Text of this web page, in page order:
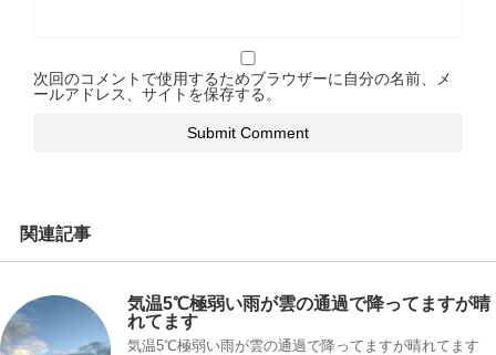
次回のコメントで使用するためブラウザーに自分の名前、メ
ールアドレス、サイトを保存する。
関連記事
気温5℃極弱い雨が雲の通過で降ってますが晴
れてます
気温5℃極弱い雨が雲の通過で降ってますが晴れてます